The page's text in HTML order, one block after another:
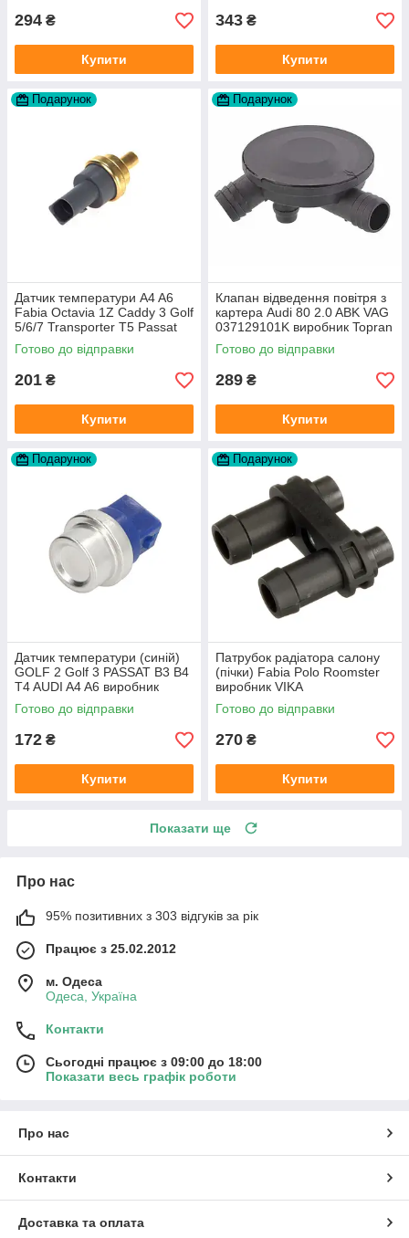
294 ₴
Купити
343 ₴
Купити
Подарунок
Датчик температури A4 A6
Fabia Octavia 1Z Caddy 3 Golf
5/6/7 Transporter T5 Passat
B6 (колір сірий)
Готово до відправки
201 ₴
Купити
Подарунок
Клапан відведення повітря з
картера Audi 80 2.0 ABK VAG
037129101K виробник Topran
Німеччина
Готово до відправки
289 ₴
Купити
Подарунок
Датчик температури (синій)
GOLF 2 Golf 3 PASSAT B3 B4
T4 AUDI A4 A6 виробник
Topran Німеччина
Готово до відправки
172 ₴
Купити
Подарунок
Патрубок радіатора салону
(пічки) Fabia Polo Roomster
виробник VIKA
Готово до відправки
270 ₴
Купити
Показати ще
Про нас
95% позитивних з 303 відгуків за рік
Працює з 25.02.2012
м. Одеса
Одеса, Україна
Контакти
Сьогодні працює з 09:00 до 18:00
Показати весь графік роботи
Про нас
Контакти
Доставка та оплата